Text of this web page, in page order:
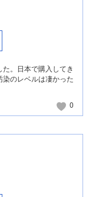
。日本で購入してき
のレベルは凄かった
0